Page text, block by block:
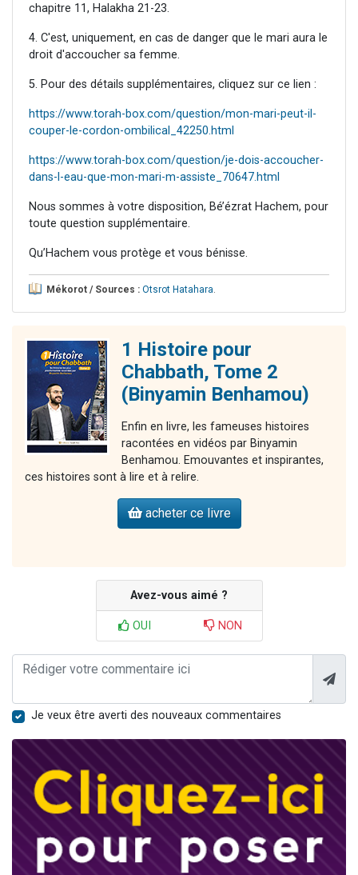
chapitre 11, Halakha 21-23.
4. C'est, uniquement, en cas de danger que le mari aura le
droit d'accoucher sa femme.
5. Pour des détails supplémentaires, cliquez sur ce lien :
https://www.torah-box.com/question/mon-mari-peut-il-
couper-le-cordon-ombilical_42250.html
https://www.torah-box.com/question/je-dois-accoucher-
dans-l-eau-que-mon-mari-m-assiste_70647.html
Nous sommes à votre disposition, Bé’ézrat Hachem, pour
toute question supplémentaire.
Qu’Hachem vous protège et vous bénisse.
Mékorot / Sources : Otsrot Hatahara.
1 Histoire pour
Chabbath, Tome 2
(Binyamin Benhamou)
Enfin en livre, les fameuses histoires
racontées en vidéos par Binyamin
Benhamou. Emouvantes et inspirantes,
ces histoires sont à lire et à relire.
acheter ce livre
Avez-vous aimé ?
OUI NON
Je veux être averti des nouveaux commentaires